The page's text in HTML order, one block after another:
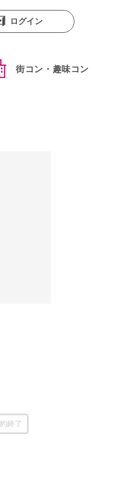
街コン・趣味コン
ログイン
終了